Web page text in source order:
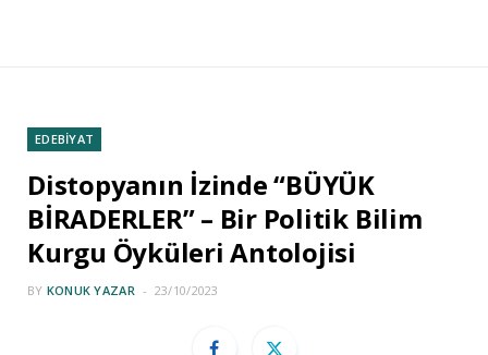
EDEBİYAT
Distopyanın İzinde “BÜYÜK
BİRADERLER” – Bir Politik Bilim
Kurgu Öyküleri Antolojisi
BY KONUK YAZAR 23/10/2023